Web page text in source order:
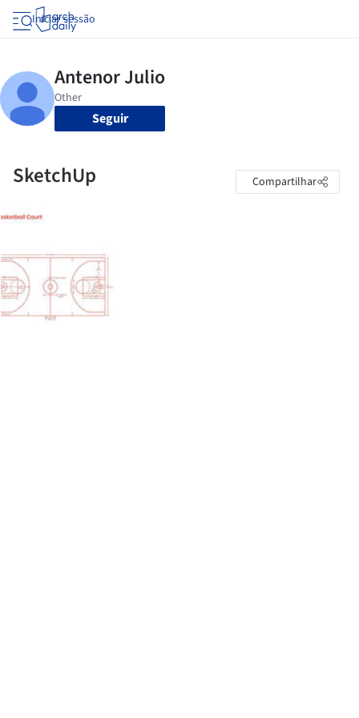
Iniciar sessão
Seguir
SketchUp Compartilhar